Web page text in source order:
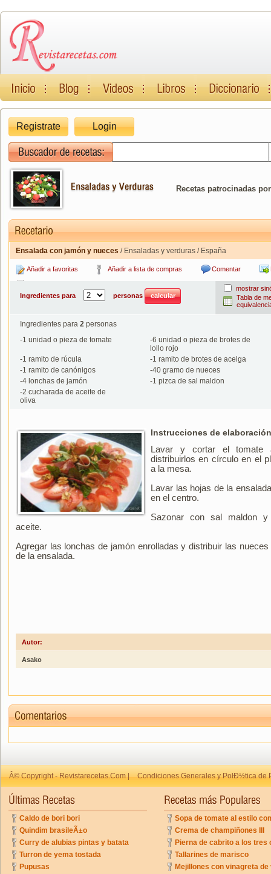
Registrate Login
Recetas patrocinadas
Ensalada con jamón y nueces / Ensaladas y verduras / España
Añadir a favoritas Añadir a lista de compras Comentar
Ingredientes para
personas
mostrar
Tabla de
Ingredientes para 2 personas
-1 unidad o pieza de tomate -6 unidad o pieza de brotes de
lollo rojo
-1 ramito de rúcula -1 ramito de brotes de acelga
-1 ramito de canónigos -40 gramo de nueces
-4 lonchas de jamón -1 pizca de sal maldon
-2 cucharada de aceite de
oliva
Instrucciones de
Lavar y cortar el tomate
distribuirlos en círculo en el
a la mesa.
Lavar las hojas de la
en el centro.
Sazonar con sal maldon
aceite.
Agregar las lonchas de jamón enrolladas y distribuir las
de la ensalada.
Autor:
Asako
Â© Copyright - Revistarecetas.Com | Condiciones Generales y PolÐ½tica de
Caldo de bori bori
Quindim brasileÃ±o
Curry de alubias pintas y batata
Turron de yema tostada
Pupusas
Sopa de tomate al estilo
Crema de champiñones III
Pierna de cabrito a los tres
Tallarines de marisco
Mejillones con vinagreta